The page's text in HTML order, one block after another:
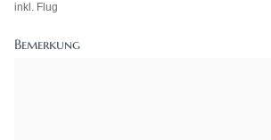
inkl. Flug
Bemerkung